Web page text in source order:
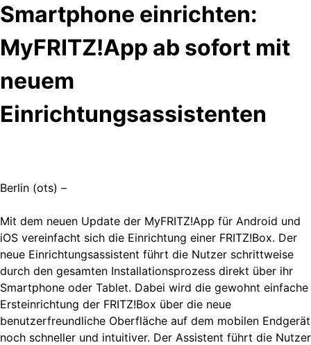
Smartphone einrichten:
MyFRITZ!App ab sofort mit
neuem
Einrichtungsassistenten
Berlin (ots) –
Mit dem neuen Update der MyFRITZ!App für Android und
iOS vereinfacht sich die Einrichtung einer FRITZ!Box. Der
neue Einrichtungsassistent führt die Nutzer schrittweise
durch den gesamten Installationsprozess direkt über ihr
Smartphone oder Tablet. Dabei wird die gewohnt einfache
Ersteinrichtung der FRITZ!Box über die neue
benutzerfreundliche Oberfläche auf dem mobilen Endgerät
noch schneller und intuitiver. Der Assistent führt die Nutzer